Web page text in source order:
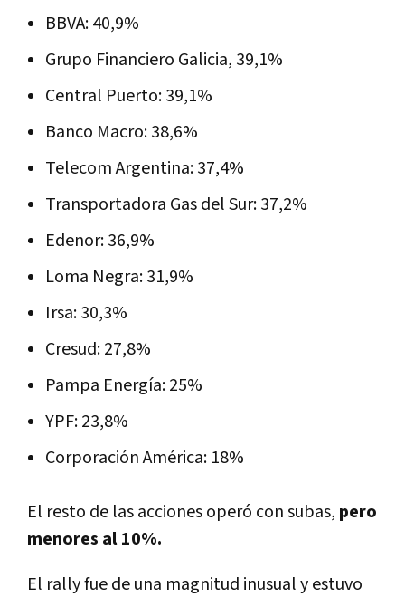
BBVA: 40,9%
Grupo Financiero Galicia, 39,1%
Central Puerto: 39,1%
Banco Macro: 38,6%
Telecom Argentina: 37,4%
Transportadora Gas del Sur: 37,2%
Edenor: 36,9%
Loma Negra: 31,9%
Irsa: 30,3%
Cresud: 27,8%
Pampa Energía: 25%
YPF: 23,8%
Corporación América: 18%
El resto de las acciones operó con subas, pero
menores al 10%.
El rally fue de una magnitud inusual y estuvo